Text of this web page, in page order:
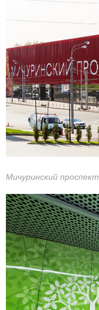
Мичуринский проспект